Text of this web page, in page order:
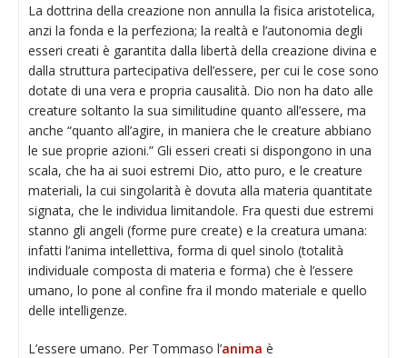
La dottrina della creazione non annulla la fisica aristotelica,
anzi la fonda e la perfeziona; la realtà e l’autonomia degli
esseri creati è garantita dalla libertà della creazione divina e
dalla struttura partecipativa dell’essere, per cui le cose sono
dotate di una vera e propria causalità. Dio non ha dato alle
creature soltanto la sua similitudine quanto all’essere, ma
anche “quanto all’agire, in maniera che le creature abbiano
le sue proprie azioni.” Gli esseri creati si dispongono in una
scala, che ha ai suoi estremi Dio, atto puro, e le creature
materiali, la cui singolarità è dovuta alla materia quantitate
signata, che le individua limitandole. Fra questi due estremi
stanno gli angeli (forme pure create) e la creatura umana:
infatti l’anima intellettiva, forma di quel sinolo (totalità
individuale composta di materia e forma) che è l’essere
umano, lo pone al confine fra il mondo materiale e quello
delle intelligenze.
L’essere umano. Per Tommaso l’anima è